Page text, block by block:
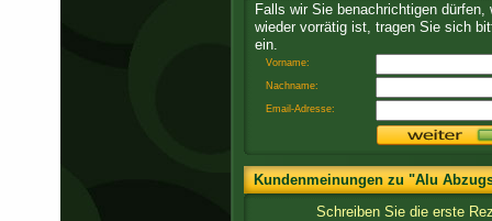
Falls wir Sie benachrichtigen dürfen,
wieder vorrätig ist, tragen Sie sich
ein.
Vorname:
Nachname:
Email-Adresse:
Kundenmeinungen zu "Alu
Schreiben Sie die erste